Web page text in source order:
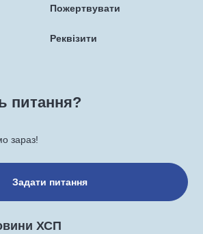
Пожертвувати
Реквізити
питання?
зараз!
Задати питання
ХСП